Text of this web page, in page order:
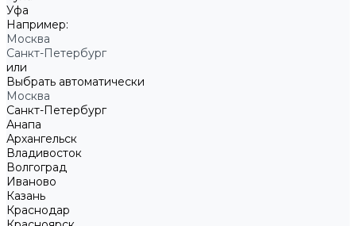
Уфа
Например:
Москва
Санкт-Петербург
или
Выбрать автоматически
Москва
Санкт-Петербург
Анапа
Архангельск
Владивосток
Волгоград
Иваново
Казань
Краснодар